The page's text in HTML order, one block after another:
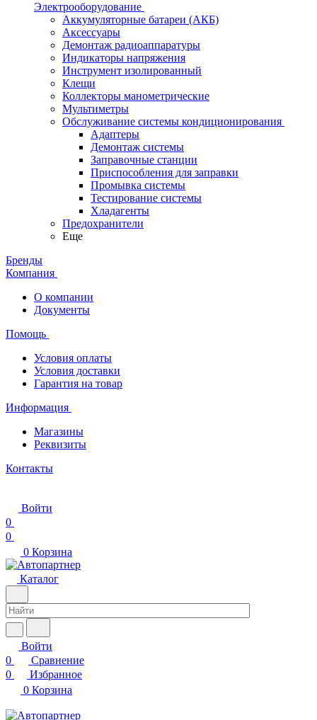
Электрооборудование
Аккумуляторные батареи (АКБ)
Аксессуары
Демонтаж радиоаппаратуры
Индикаторы напряжения
Инструмент изолированный
Клещи
Коллекторы манометрические
Мультиметры
Обслуживание системы кондиционирования
Адаптеры
Демонтаж системы
Заправочные станции
Приспособления для заправки
Промывка системы
Тестирование системы
Хладагенты
Предохранители
Еще
Бренды
Компания
О компании
Документы
Помощь
Условия оплаты
Условия доставки
Гарантия на товар
Информация
Магазины
Реквизиты
Контакты
Войти
0
0
0 Корзина
Каталог
Войти
0
Сравнение
0
Избранное
0 Корзина